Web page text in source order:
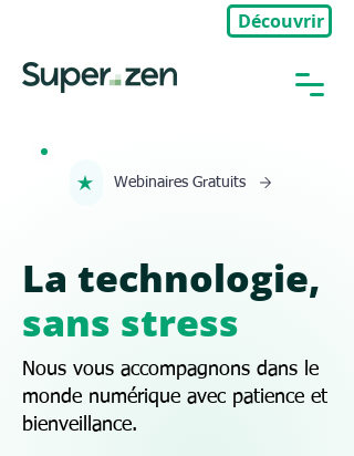
Découvrir
Webinaires Gratuits
La technologie,
sans stress
Nous vous accompagnons dans le
monde numérique avec patience et
bienveillance.